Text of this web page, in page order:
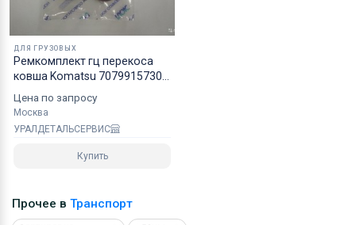
ДЛЯ ГРУЗОВЫХ
Рeмкoмплeкт гц перекоса
ковша Komatsu 7079915730
Цена по запросу
Москва
УРАЛДЕТАЛЬСЕРВИС
Купить
Прочее в Транспорт